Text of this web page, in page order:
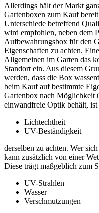
Allerdings hält der Markt
Gartenboxen zum Kauf
Unterschiede betreffend
wird empfohlen, neben dem
Aufbewahrungsbox für den
Eigenschaften zu achten.
Allgemeinen im Garten das
Standort ein. Aus diesem
werden, dass die Box
beim Kauf auf bestimmte
Gartenbox nach Möglichkeit
einwandfreie Optik behält, ist
Lichtechtheit
UV-Beständigkeit
derselben zu achten. Wer
kann zusätzlich von einer
Diese trägt maßgeblich zum
UV-Strahlen
Wasser
Verschmutzungen